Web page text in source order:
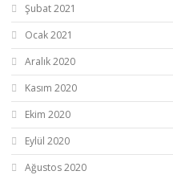
Şubat 2021
Ocak 2021
Aralık 2020
Kasım 2020
Ekim 2020
Eylül 2020
Ağustos 2020